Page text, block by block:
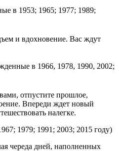
в 1953; 1965; 1977; 1989;
и вдохновение. Вас ждут
в 1966, 1978, 1990, 2002;
отпустите прошлое,
Впереди ждет новый
налегке.
1979; 1991; 2003; 2015 году)
череда дней, наполненных